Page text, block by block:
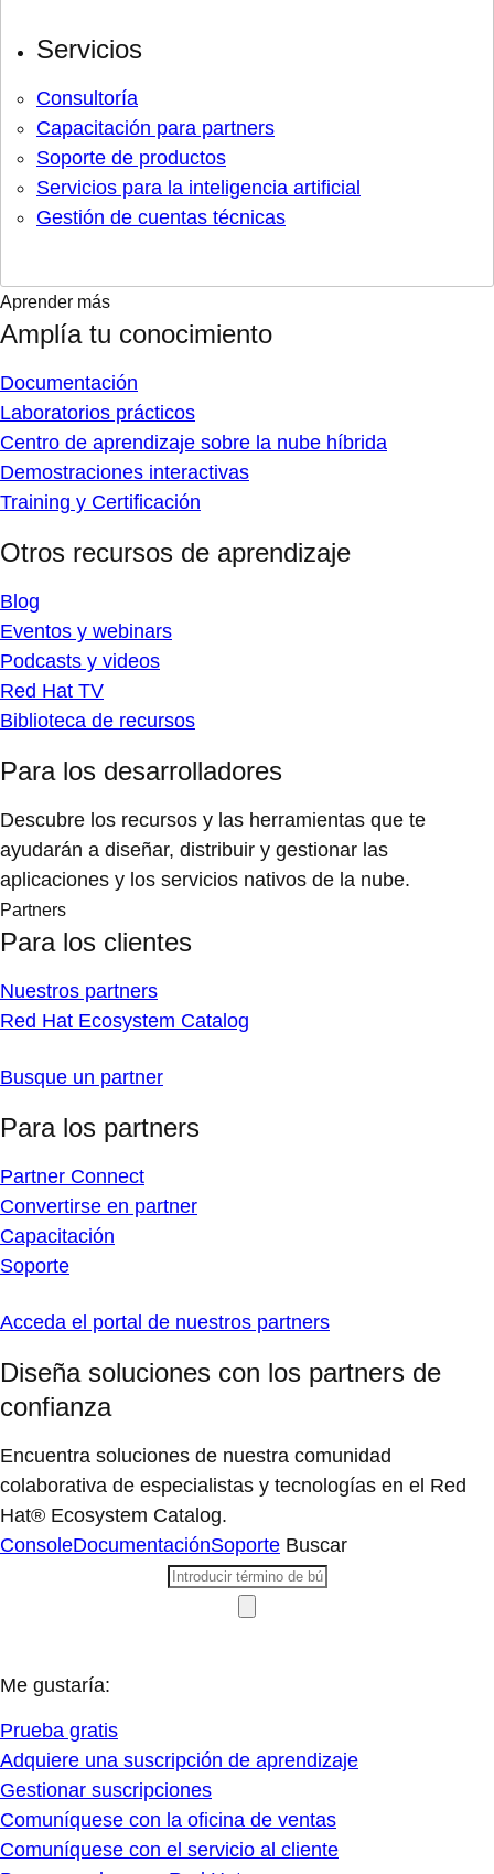
Servicios
Consultoría
Capacitación para partners
Soporte de productos
Servicios para la inteligencia artificial
Gestión de cuentas técnicas
Aprender más
Amplía tu conocimiento
Documentación
Laboratorios prácticos
Centro de aprendizaje sobre la nube híbrida
Demostraciones interactivas
Training y Certificación
Otros recursos de aprendizaje
Blog
Eventos y webinars
Podcasts y videos
Red Hat TV
Biblioteca de recursos
Para los desarrolladores
Descubre los recursos y las herramientas que te
ayudarán a diseñar, distribuir y gestionar las
aplicaciones y los servicios nativos de la nube.
Partners
Para los clientes
Nuestros partners
Red Hat Ecosystem Catalog
Busque un partner
Para los partners
Partner Connect
Convertirse en partner
Capacitación
Soporte
Acceda el portal de nuestros partners
Diseña soluciones con los partners de
confianza
Encuentra soluciones de nuestra comunidad
colaborativa de especialistas y tecnologías en el Red
Hat® Ecosystem Catalog.
ConsoleDocumentaciónSoporte Buscar
Me gustaría:
Prueba gratis
Adquiere una suscripción de aprendizaje
Gestionar suscripciones
Comuníquese con la oficina de ventas
Comuníquese con el servicio al cliente